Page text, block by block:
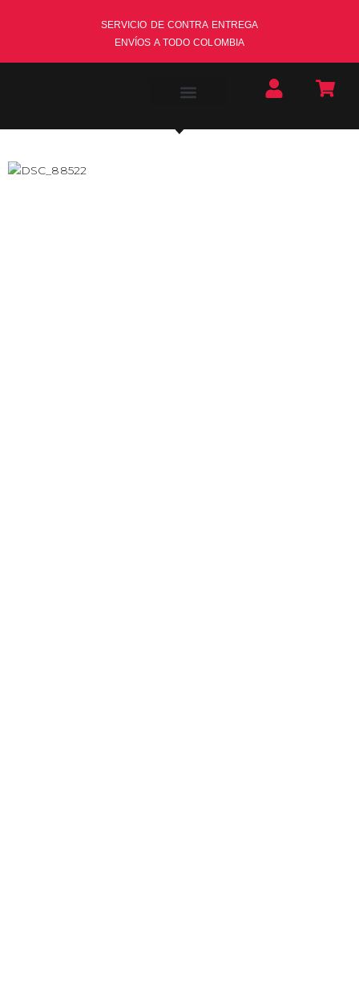
SERVICIO DE CONTRA ENTREGA
ENVÍOS A TODO COLOMBIA